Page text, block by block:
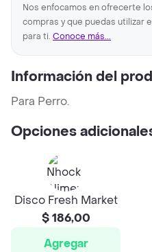
Nos enfocamos en ofrecerte
compras y que puedas utilizar
para ti. Conoce más...
Información del
Para Perro.
Opciones
Disco Fresh Market
$ 186,00
Agregar